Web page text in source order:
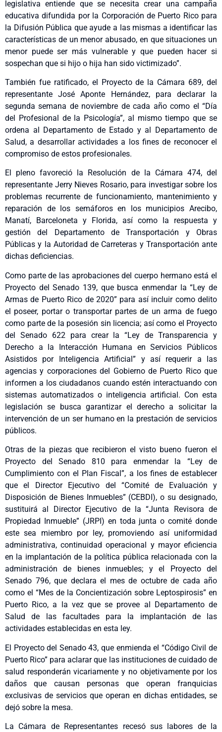
legislativa entiende que se necesita crear una campaña
educativa difundida por la Corporación de Puerto Rico para
la Difusión Pública que ayude a las mismas a identificar las
características de un menor abusado, en que situaciones un
menor puede ser más vulnerable y que pueden hacer si
sospechan que si hijo o hija han sido victimizado”.
También fue ratificado, el Proyecto de la Cámara 689, del
representante José Aponte Hernández, para declarar la
segunda semana de noviembre de cada año como el “Día
del Profesional de la Psicología”, al mismo tiempo que se
ordena al Departamento de Estado y al Departamento de
Salud, a desarrollar actividades a los fines de reconocer el
compromiso de estos profesionales.
El pleno favoreció la Resolución de la Cámara 474, del
representante Jerry Nieves Rosario, para investigar sobre los
problemas recurrente de funcionamiento, mantenimiento y
reparación de los semáforos en los municipios Arecibo,
Manatí, Barceloneta y Florida, así como la respuesta y
gestión del Departamento de Transportación y Obras
Públicas y la Autoridad de Carreteras y Transportación ante
dichas deficiencias.
Como parte de las aprobaciones del cuerpo hermano está el
Proyecto del Senado 139, que busca enmendar la “Ley de
Armas de Puerto Rico de 2020” para así incluir como delito
el poseer, portar o transportar partes de un arma de fuego
como parte de la posesión sin licencia; así como el Proyecto
del Senado 622 para crear la “Ley de Transparencia y
Derecho a la Interacción Humana en Servicios Públicos
Asistidos por Inteligencia Artificial” y así requerir a las
agencias y corporaciones del Gobierno de Puerto Rico que
informen a los ciudadanos cuando estén interactuando con
sistemas automatizados o inteligencia artificial. Con esta
legislación se busca garantizar el derecho a solicitar la
intervención de un ser humano en la prestación de servicios
públicos.
Otras de la piezas que recibieron el visto bueno fueron el
Proyecto del Senado 810 para enmendar la “Ley de
Cumplimiento con el Plan Fiscal”, a los fines de establecer
que el Director Ejecutivo del “Comité de Evaluación y
Disposición de Bienes Inmuebles” (CEBDI), o su designado,
sustituirá al Director Ejecutivo de la “Junta Revisora de
Propiedad Inmueble” (JRPI) en toda junta o comité donde
este sea miembro por ley, promoviendo así uniformidad
administrativa, continuidad operacional y mayor eficiencia
en la implantación de la política pública relacionada con la
administración de bienes inmuebles; y el Proyecto del
Senado 796, que declara el mes de octubre de cada año
como el “Mes de la Concientización sobre Leptospirosis” en
Puerto Rico, a la vez que se provee al Departamento de
Salud de las facultades para la implantación de las
actividades establecidas en esta ley.
El Proyecto del Senado 43, que enmienda el “Código Civil de
Puerto Rico” para aclarar que las instituciones de cuidado de
salud responderán vicariamente y no objetivamente por los
daños que causan personas que operan franquicias
exclusivas de servicios que operan en dichas entidades, se
dejó sobre la mesa.
La Cámara de Representantes recesó sus labores de la